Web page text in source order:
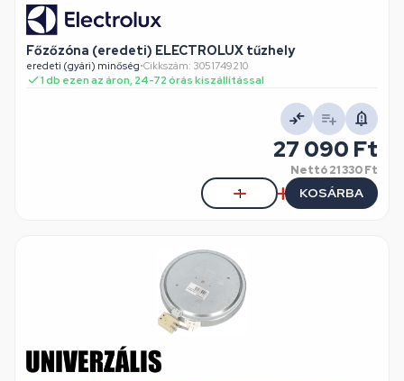
Főzőzóna (eredeti) ELECTROLUX tűzhely
eredeti (gyári) minőség•Cikkszám: 3051749210
1 db ezen az áron, 24-72 órás kiszállítással
27 090 Ft
Nettó21 330 Ft
KOSÁRBA